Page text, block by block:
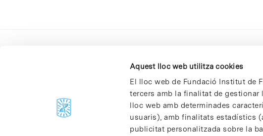
Aquest lloc web utilitza cookies
El lloc web de Fundació Institut de
tercers amb la finalitat de gestionar
lloc web amb determinades
usuaris), amb finalitats estadístics
publicitat personalitzada sobre la
C/Baldiri Reixac, 4-12 i 15